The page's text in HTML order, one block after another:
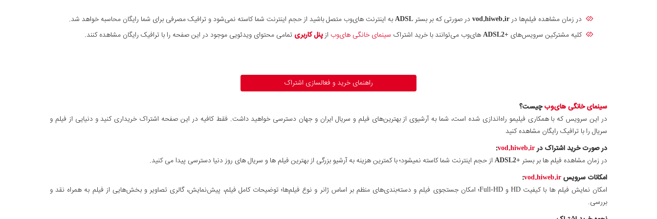
در زمان مشاهده فیلم‌ها درvod.hiweb.ir در صورتی که بر بسترADSLبه اینترنت های‌وب متصل باشید از حجم اینترنت شما کاسته نمی‌شود و ترافیک مصرفی برای شما رایگان محاسبه خواهد شد.
کلیه مشترکین سرویس‌های +ADSL2 های‌وب می‌توانند با خرید اشتراک سینمای خانگی های‌وب ازپنل کاربری تمامی محتوای ویدئویی موجود در این صفحه را با ترافیک رایگان مشاهده کنند.
راهنمای خرید و فعالسازی اشتراک
سینمای خانگی های‌وبچیست؟
در این سرویس که با همکاری فیلیمو راه‌اندازی شده است، شما به آرشیوی از بهترین‌های فیلم‌ و سریال ایران و جهان دسترسی خواهید داشت. فقط کافیه در این صفحه اشتراک خریداری کنید و دنیایی از فیلم و
سریال را با ترافیک رایگان مشاهده کنید
در صورت خرید اشتراک درvod.hiweb.ir
:
در زمان مشاهده فیلم ها بر بستر+ADSL2
از حجم اینترنت شما کاسته نمیشود؛ با کمترین هزینه به آرشیو بزرگی از بهترین فیلم ها و سریال های روز دنیا دسترسی پیدا می کنید.
امکانات سرویسvod.hiweb.ir
:
امکان نمایش فیلم ها با کیفیت HD و Full-HD؛ امکان جستجوی فیلم و دسته‌بندی‌های منظم بر اساس ژانر و نوع فیلم‌ها؛ توضیحات کامل فیلم، پیش‌نمایش، گالری تصاویر و بخش‌هایی از فیلم به همراه نقد و
بررسی.